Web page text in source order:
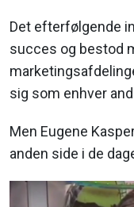
Det efterfølgende
succes og bestod
sig som enhver
Men Eugene
anden side i de